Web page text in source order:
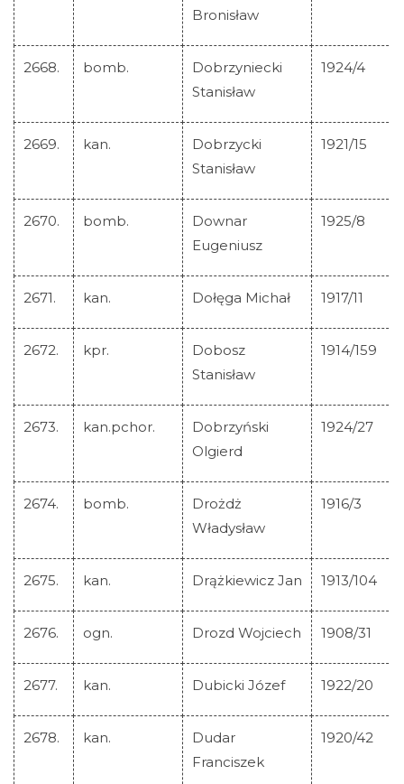
Bronisław
2668. bomb.
Dobrzyniecki
Stanisław
1924/4
2669. kan.
Dobrzycki
Stanisław
1921/15
2670. bomb.
Downar
Eugeniusz
1925/8
2671. kan. Dołęga Michał 1917/11
2672. kpr.
Dobosz
Stanisław
1914/159
2673. kan.pchor.
Dobrzyński
Olgierd
1924/27
2674. bomb.
Drożdż
Władysław
1916/3
2675. kan. Drążkiewicz Jan 1913/104
2676. ogn. Drozd Wojciech 1908/31
2677. kan. Dubicki Józef 1922/20
2678. kan.
Dudar
Franciszek
1920/42